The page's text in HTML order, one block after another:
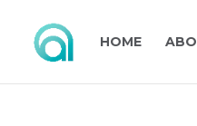
HOME